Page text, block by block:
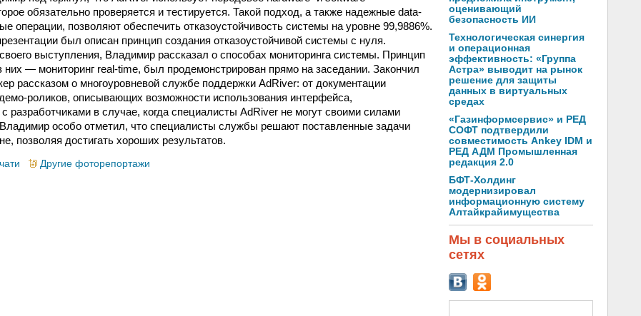
обязательно проверяется и тестируется. Такой подход, а также надежные data-
операции, позволяют обеспечить отказоустойчивость системы на уровне 99,9886%.
был описан принцип создания отказоустойчивой системы с нуля.
выступления, Владимир рассказал о способах мониторинга системы. Принцип
них — мониторинг real-time, был продемонстрирован прямо на заседании. Закончил
рассказом о многоуровневой службе поддержки AdRiver: от документации
роликов, описывающих возможности использования интерфейса,
разработчиками в случае, когда специалисты AdRiver не могут своими силами
особо отметил, что специалисты службы решают поставленные задачи
позволяя достигать хороших результатов.
Другие фоторепортажи
оценивающий
безопасность ИИ
Технологическая синергия
и операционная
эффективность: «Группа
Астра» выводит на рынок
решение для защиты
данных в виртуальных
средах
«Газинформсервис» и РЕД
СОФТ подтвердили
совместимость Ankey IDM и
РЕД АДМ Промышленная
редакция 2.0
БФТ-Холдинг
модернизировал
информационную систему
Алтайкрайимущества
Мы в социальных
сетях